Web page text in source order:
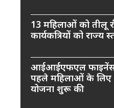
13 महिलाओं को तीलू
कार्यकत्रियों को राज्य
आईआईएफएल फाइनेंस
पहले महिलाओं के लिए
योजना शुरू की